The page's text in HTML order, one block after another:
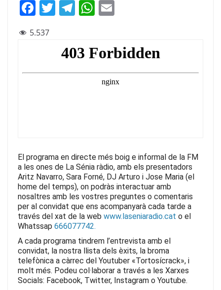
F
c
b
T
er
T
gr
a
W
s
A
p
l
5.537
El programa en directe més boig e informal de la FM
a les ones de La Sénia ràdio, amb els presentadors
Aritz Navarro, Sara Forné, DJ Arturo i Jose Maria (el
home del temps), on podràs interactuar amb
nosaltres amb les vostres preguntes o comentaris
per al convidat que ens acompanyarà cada tarde a
través del xat de la web www.laseniaradio.cat o el
Whatssap 666077742.
A cada programa tindrem l’entrevista amb el
convidat, la nostra llista dels èxits, la broma
telefònica a càrrec del Youtuber «Tortosícrack», i
molt més. Podeu col·laborar a través a les Xarxes
Socials: Facebook, Twitter, Instagram o Youtube.